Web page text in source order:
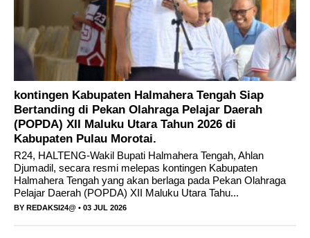
DPRD Halut Gelar Paripurna LKPJ 2025, Bupati
Paparkan Capaian dan Realisasi APBD
kontingen Kabupaten Halmahera Tengah Siap
Bertanding di Pekan Olahraga Pelajar Daerah
(POPDA) XII Maluku Utara Tahun 2026 di
Kabupaten Pulau Morotai.
R24, HALTENG-Wakil Bupati Halmahera Tengah, Ahlan
Djumadil, secara resmi melepas kontingen Kabupaten
Halmahera Tengah yang akan berlaga pada Pekan Olahraga
Pelajar Daerah (POPDA) XII Maluku Utara Tahu...
BY REDAKSI24@ • 03 JUL 2026